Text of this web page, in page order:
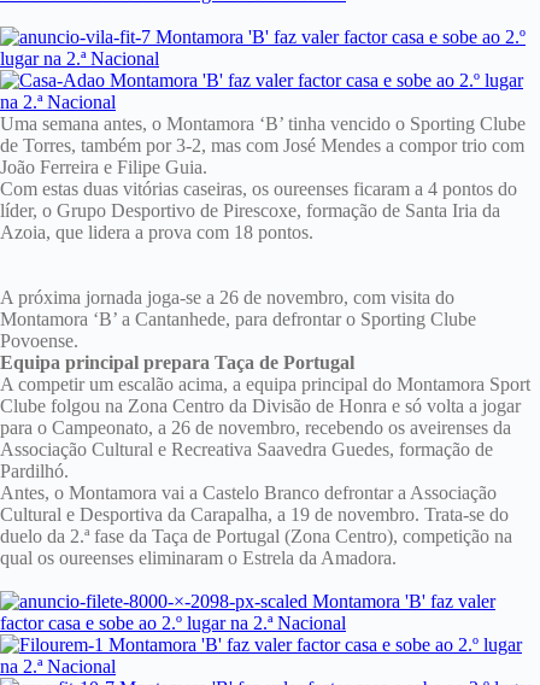
Uma semana antes, o Montamora ‘B’ tinha vencido o Sporting Clube
de Torres, também por 3-2, mas com José Mendes a compor trio com
João Ferreira e Filipe Guia.
Com estas duas vitórias caseiras, os oureenses ficaram a 4 pontos do
líder, o Grupo Desportivo de Pirescoxe, formação de Santa Iria da
Azoia, que lidera a prova com 18 pontos.
A próxima jornada joga-se a 26 de novembro, com visita do
Montamora ‘B’ a Cantanhede, para defrontar o Sporting Clube
Povoense.
Equipa principal prepara Taça de Portugal
A competir um escalão acima, a equipa principal do Montamora Sport
Clube folgou na Zona Centro da Divisão de Honra e só volta a jogar
para o Campeonato, a 26 de novembro, recebendo os aveirenses da
Associação Cultural e Recreativa Saavedra Guedes, formação de
Pardilhó.
Antes, o Montamora vai a Castelo Branco defrontar a Associação
Cultural e Desportiva da Carapalha, a 19 de novembro. Trata-se do
duelo da 2.ª fase da Taça de Portugal (Zona Centro), competição na
qual os oureenses eliminaram o Estrela da Amadora.